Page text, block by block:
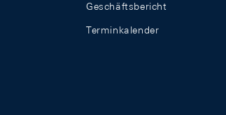
Geschäftsbericht
Terminkalender